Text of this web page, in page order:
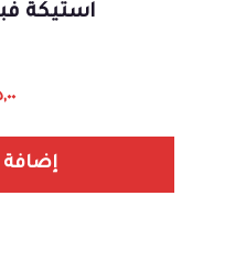
استيكة
إضافة